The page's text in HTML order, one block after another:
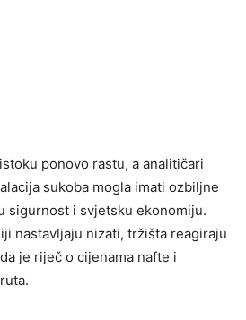
ponovo rastu, a analitičari
sukoba mogla imati ozbiljne
sigurnost i svjetsku ekonomiju.
nastavljaju nizati, tržišta reagiraju
je riječ o cijenama nafte i